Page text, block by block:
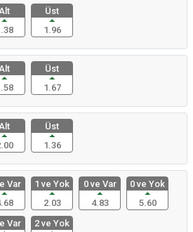
Üst
1.96
Üst
1.67
Üst
1.36
Var
1 ve Yok
2.03
0 ve Var
4.83
0 ve Yok
5.60
Var
2 ve Yok